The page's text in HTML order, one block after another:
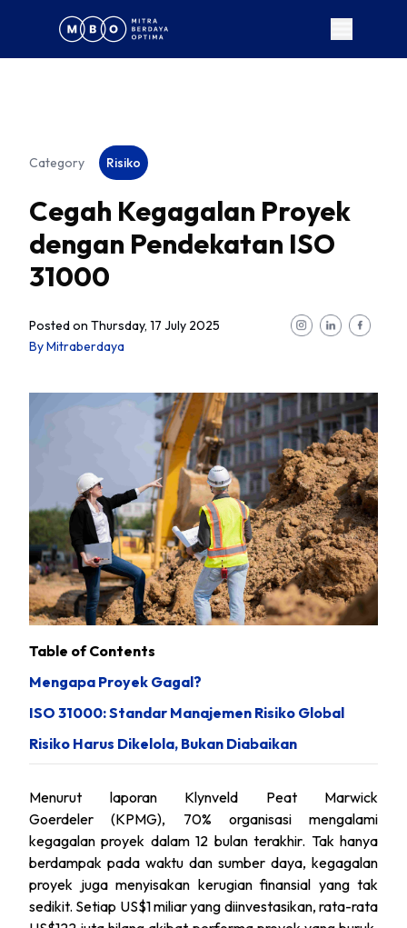
Category Risiko
Cegah Kegagalan Proyek
dengan Pendekatan ISO
31000
Posted on Thursday, 17 July 2025
ByMitraberdaya
Table of Contents
Mengapa Proyek Gagal?
ISO 31000: Standar Manajemen Risiko Global
Risiko Harus Dikelola, Bukan Diabaikan
Menurut laporan Klynveld Peat Marwick
Goerdeler (KPMG), 70% organisasi mengalami
kegagalan proyek dalam 12 bulan terakhir. Tak hanya
berdampak pada waktu dan sumber daya, kegagalan
proyek juga menyisakan kerugian finansial yang tak
sedikit. Setiap US$1 miliar yang diinvestasikan, rata-rata